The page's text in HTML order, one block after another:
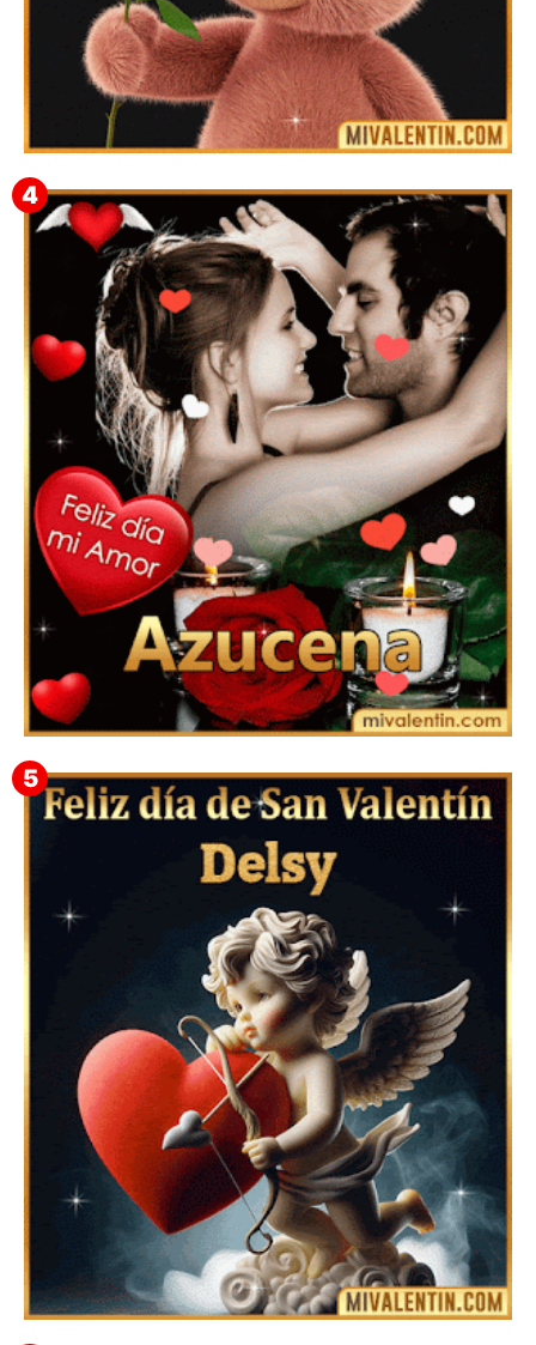
Mensajes Tarjetas y GiF de San Valentín para Amigas
Feliz San Valentín Azucena